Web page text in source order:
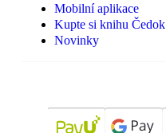
Mobilní aplikace
Kupte si knihu Čedok
Novinky